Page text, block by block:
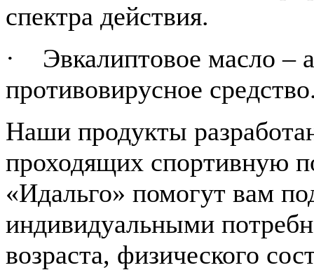
спектра действия.
· Эвкалиптовое масло –
противовирусное
Наши продукты
проходящих спортивную
«Идальго» помогут вам
индивидуальными
возраста, физического